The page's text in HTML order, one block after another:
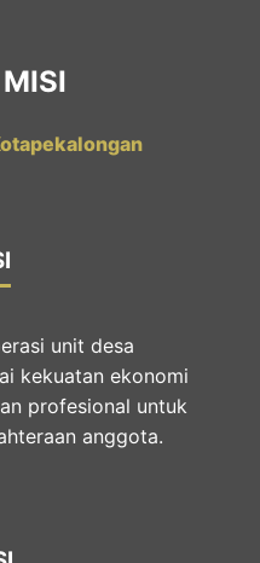
unit desa
kekuatan ekonomi
profesional untuk
anggota.